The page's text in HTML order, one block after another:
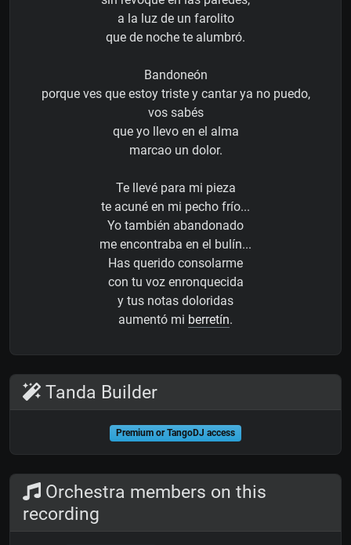
a la luz de un farolito
que de noche te alumbró.
Bandoneón
porque ves que estoy triste y cantar ya no puedo,
vos sabés
que yo llevo en el alma
marcao un dolor.
Te llevé para mi pieza
te acuné en mi pecho frío...
Yo también abandonado
me encontraba en el bulín...
Has querido consolarme
con tu voz enronquecida
y tus notas doloridas
aumentó mi berretín.
Tanda Builder
Premium or TangoDJ access
Orchestra members on this
recording